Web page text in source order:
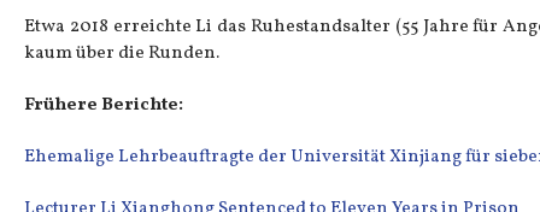
Etwa 2018 erreichte Li das Ruhestandsalter (55 Jahre für
kaum über die Runden.
Frühere Berichte:
Ehemalige Lehrbeauftragte der Universität Xinjiang für